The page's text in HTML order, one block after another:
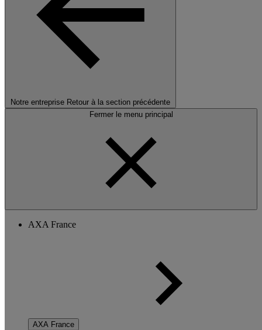
Notre entreprise Retour à la section précédente
Fermer le menu principal
AXA France
AXA France